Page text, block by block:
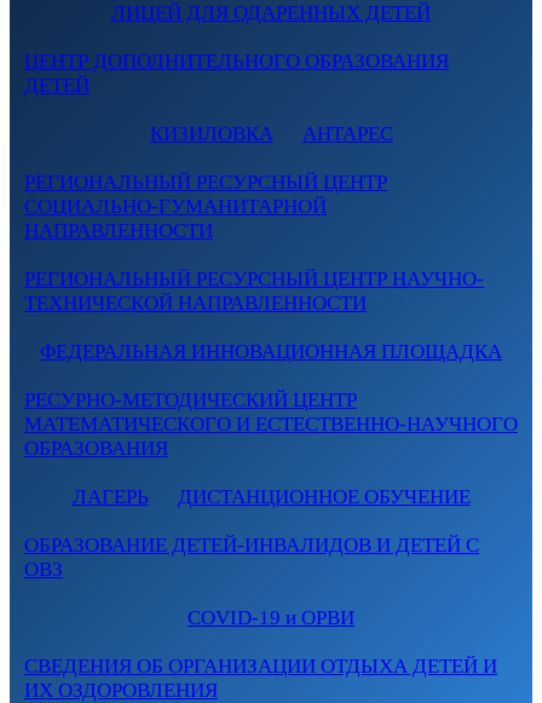
ЛИЦЕЙ ДЛЯ ОДАРЕННЫХ ДЕТЕЙ
ЦЕНТР ДОПОЛНИТЕЛЬНОГО ОБРАЗОВАНИЯ
ДЕТЕЙ
КИЗИЛОВКА АНТАРЕС
РЕГИОНАЛЬНЫЙ РЕСУРСНЫЙ ЦЕНТР
СОЦИАЛЬНО-ГУМАНИТАРНОЙ
НАПРАВЛЕННОСТИ
РЕГИОНАЛЬНЫЙ РЕСУРСНЫЙ ЦЕНТР НАУЧНО-
ТЕХНИЧЕСКОЙ НАПРАВЛЕННОСТИ
ФЕДЕРАЛЬНАЯ ИННОВАЦИОННАЯ ПЛОЩАДКА
РЕСУРНО-МЕТОДИЧЕСКИЙ ЦЕНТР
МАТЕМАТИЧЕСКОГО И ЕСТЕСТВЕННО-НАУЧНОГО
ОБРАЗОВАНИЯ
ЛАГЕРЬ ДИСТАНЦИОННОЕ ОБУЧЕНИЕ
ОБРАЗОВАНИЕ ДЕТЕЙ-ИНВАЛИДОВ И ДЕТЕЙ С
ОВЗ
COVID-19 и ОРВИ
СВЕДЕНИЯ ОБ ОРГАНИЗАЦИИ ОТДЫХА ДЕТЕЙ И
ИХ ОЗДОРОВЛЕНИЯ